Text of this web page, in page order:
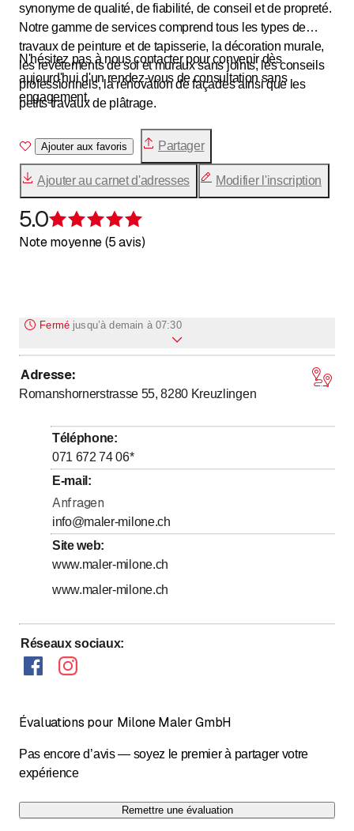
synonyme de qualité, de fiabilité, de conseil et de propreté.
Notre gamme de services comprend tous les types de
travaux de peinture et de tapisserie, la décoration murale,
les revêtements de sol et muraux sans joints, les conseils
professionnels, la rénovation de façades ainsi que les
petits travaux de plâtrage.
N'hésitez pas à nous contacter pour convenir dès
aujourd'hui d'un rendez-vous de consultation sans
engagement.
Ajouter aux favoris Partager
Ajouter au carnet d'adresses Modifier l'inscription
5.0
Note moyenne (5 avis)
Fermé jusqu’à demain à 07:30
Lundi jusqu’à
30
Mardi
Mercredi
7:30- jusqu’à
11:30
Jeudi
Vendredi
Samedi
Dimanche
Öffnungszeiten Büro & Showroom
Adresse:
Romanshornerstrasse 55, 8280 Kreuzlingen
Téléphone:
071 672 74 06*
E-mail :
Anfragen
info@maler-milone.ch
Site web:
www.maler-milone.ch
www.maler-milone.ch
Réseaux sociaux:
Évaluations pour Milone Maler GmbH
Pas encore d’avis — soyez le premier à partager votre
expérience
Remettre une évaluation